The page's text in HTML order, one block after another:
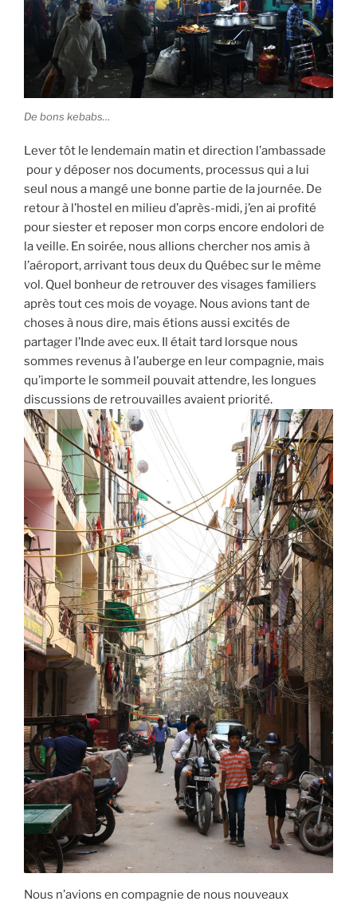
De bons kebabs…
Lever tôt le lendemain matin et direction l’ambassade
pour y déposer nos documents, processus qui a lui
seul nous a mangé une bonne partie de la journée. De
retour à l’hostel en milieu d’après-midi, j’en ai profité
pour siester et reposer mon corps encore endolori de
la veille. En soirée, nous allions chercher nos amis à
l’aéroport, arrivant tous deux du Québec sur le même
vol. Quel bonheur de retrouver des visages familiers
après tout ces mois de voyage. Nous avions tant de
choses à nous dire, mais étions aussi excités de
partager l’Inde avec eux. Il était tard lorsque nous
sommes revenus à l’auberge en leur compagnie, mais
qu’importe le sommeil pouvait attendre, les longues
discussions de retrouvailles avaient priorité.
Nous n’avions en compagnie de nous nouveaux